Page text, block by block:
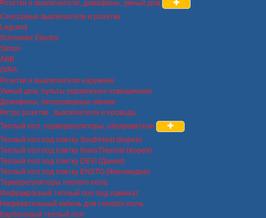
Розетки и выключатели, домофоны, умный дом
Сенсорные выключатели и розетки
Legrand
Schneider Electric
Simon
ABB
GIRA
Розетки и выключатели наружние
Умный дом, пульты управления освещением
Домофоны, беспроводные звонки
Ретро розетки , выключатели и провода
Теплый пол, терморегуляторы, обогреватели
Теплый пол под плитку SouthHeat (Корея)
Теплый пол под плитку NanoThermal (Корея)
Теплый пол под плитку DEVI (Дания)
Теплый пол под плитку ENSTO (Финляндия)
Терморегуляторы теплого пола
Инфракрасный теплый пол под ламинат
Нагревательный кабель для теплого пола
Карбоновый теплый пол